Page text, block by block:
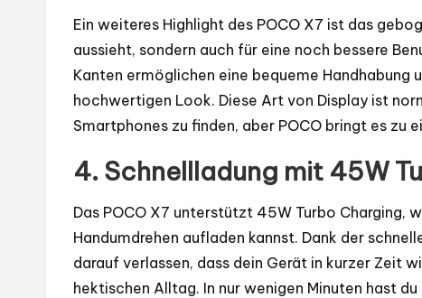
Ein weiteres Highlight des POCO X7 ist das
aussieht, sondern auch für eine noch bessere
Kanten ermöglichen eine bequeme Handhabung
hochwertigen Look. Diese Art von Display ist
Smartphones zu finden, aber POCO bringt es zu
4. Schnellladung mit 45W
Das POCO X7 unterstützt 45W Turbo Charging,
Handumdrehen aufladen kannst. Dank der
darauf verlassen, dass dein Gerät in kurzer Zeit
hektischen Alltag. In nur wenigen Minuten hast